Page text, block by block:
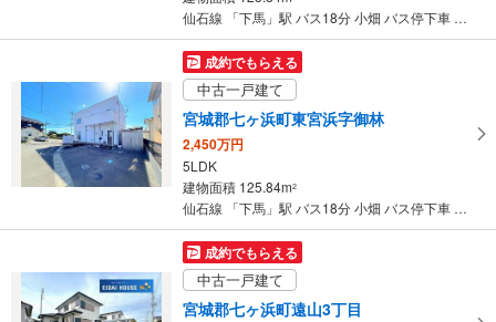
仙石線 「下馬」駅 バス18分 小畑 バス停下車 徒歩3分
成約でもらえる
中古一戸建て
宮城郡七ヶ浜町東宮浜字御林
2,450万円
5LDK
建物面積 125.84m2
仙石線 「下馬」駅 バス18分 小畑 バス停下車 徒歩3分
成約でもらえる
中古一戸建て
宮城郡七ヶ浜町遠山3丁目